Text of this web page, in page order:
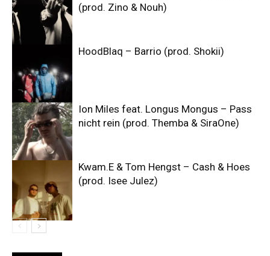
(prod. Zino & Nouh)
HoodBlaq – Barrio (prod. Shokii)
Ion Miles feat. Longus Mongus – Pass
nicht rein (prod. Themba & SiraOne)
Kwam.E & Tom Hengst – Cash & Hoes
(prod. Isee Julez)